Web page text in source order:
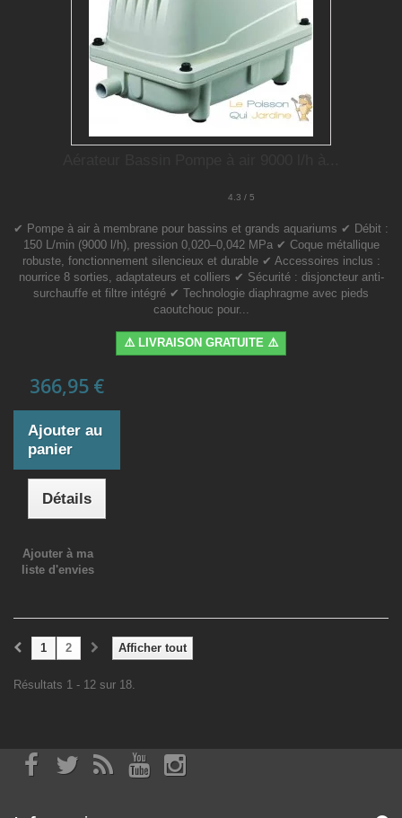
4.3 / 5
✔ Pompe à air à membrane pour bassins et grands aquariums ✔ Débit :
150 L/min (9000 l/h), pression 0,020–0,042 MPa ✔ Coque métallique
robuste, fonctionnement silencieux et durable ✔ Accessoires inclus :
nourrice 8 sorties, adaptateurs et colliers ✔ Sécurité : disjoncteur anti-
surchauffe et filtre intégré ✔ Technologie diaphragme avec pieds
caoutchouc pour...
⚠️ LIVRAISON GRATUITE ⚠️
366,95 €
Ajouter au
panier
Détails
Ajouter à ma
liste d'envies
Afficher tout
1 2
Résultats 1 - 12 sur 18.